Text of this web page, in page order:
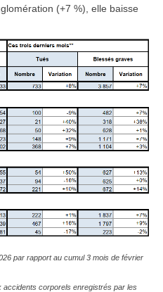
(+7 %), elle baisse
par rapport au cumul 3 mois de février
corporels enregistrés par les